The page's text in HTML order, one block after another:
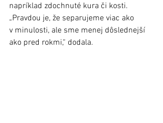
napríklad zdochnuté kura či kosti.
„Pravdou je, že separujeme viac ako
v minulosti, ale sme menej dôslednejší
ako pred rokmi,“ dodala.